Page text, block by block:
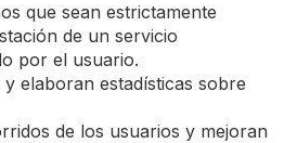
que sean estrictamente
de un servicio
por el usuario.
y elaboran estadísticas sobre
de los usuarios y mejoran